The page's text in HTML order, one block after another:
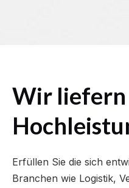
Wir liefern
Erfüllen Sie die sich
Branchen wie Logistik,